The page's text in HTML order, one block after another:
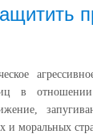
в отношении
и моральных